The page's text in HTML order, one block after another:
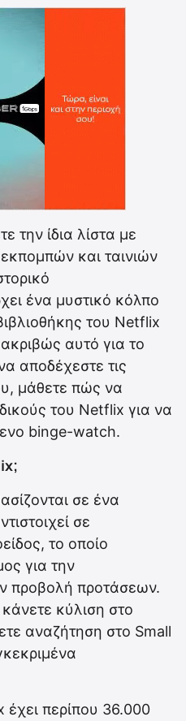
την ίδια λίστα με
και ταινιών
ένα μυστικό κόλπο
του Netflix
αυτό για το
αποδέχεστε τις
μάθετε πώς να
του Netflix για να
binge-watch.
σε ένα
σε
το οποίο
για την
προβολή προτάσεων.
κύλιση στο
αναζήτηση στο Small
έχει περίπου 36.000